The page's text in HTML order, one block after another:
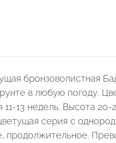
бронзоволистная
в любую погоду.
11-13 недель. Высота
серия с
продолжительное.